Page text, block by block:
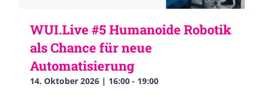
WUI.Live #5 Humanoide Robotik
als Chance für neue
Automatisierung
14. Oktober 2026 | 16:00 - 19:00